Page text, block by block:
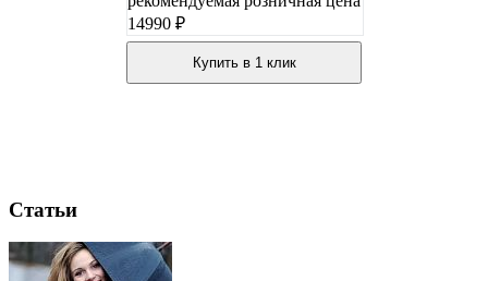
14990 ₽
Купить в 1 клик
Статьи